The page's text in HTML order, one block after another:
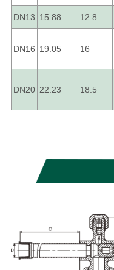
DN13 15.88 12.8
DN16 19.05 16
DN20 22.23 18.5